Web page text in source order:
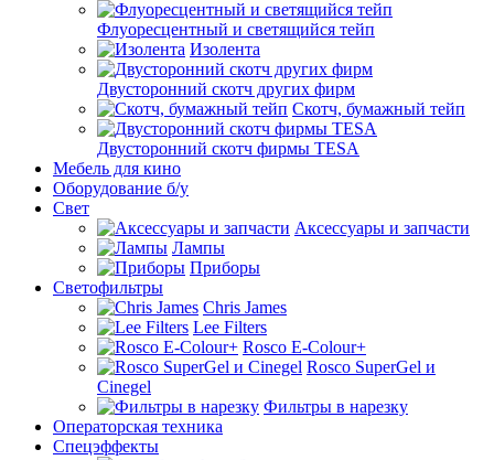
Флуоресцентный и светящийся тейп
Изолента
Двусторонний скотч других фирм
Скотч, бумажный тейп
Двусторонний скотч фирмы TESA
Мебель для кино
Оборудование б/у
Свет
Аксессуары и запчасти
Лампы
Приборы
Светофильтры
Chris James
Lee Filters
Rosco E-Colour+
Rosco SuperGel и
Cinegel
Фильтры в нарезку
Операторская техника
Спецэффекты